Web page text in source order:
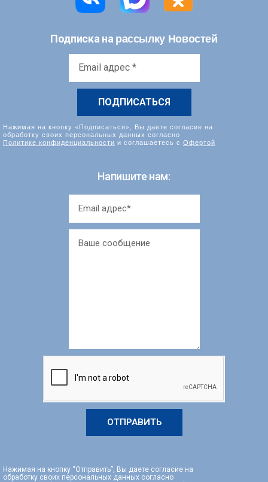
Подписка на рассылку Новостей
Нажимая на кнопку «Подписаться», Вы даете согласие на
обработку своих персональных данных согласно
Политике конфиденциальности и соглашаетесь с Офертой
Напишите нам:
ОТПРАВИТЬ
Нажимая на кнопку “Отправить”, Вы даете согласие на
обработку своих персональных данных согласно